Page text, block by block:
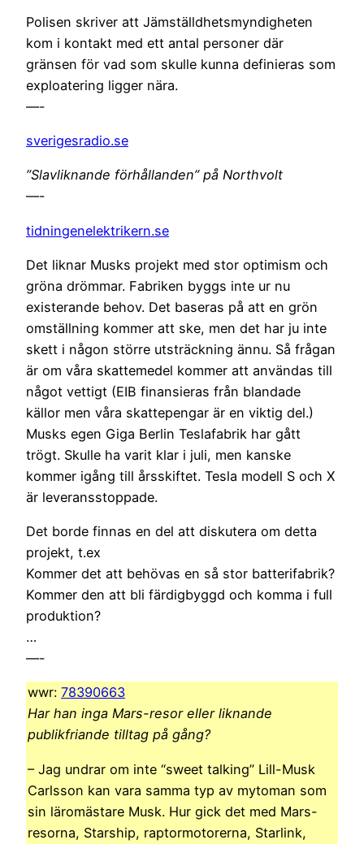
Polisen skriver att Jämställdhetsmyndigheten
kom i kontakt med ett antal personer där
gränsen för vad som skulle kunna definieras som
exploatering ligger nära.
—-
sverigesradio.se
”Slavliknande förhållanden” på Northvolt
—-
tidningenelektrikern.se
Det liknar Musks projekt med stor optimism och
gröna drömmar. Fabriken byggs inte ur nu
existerande behov. Det baseras på att en grön
omställning kommer att ske, men det har ju inte
skett i någon större utsträckning ännu. Så frågan
är om våra skattemedel kommer att användas till
något vettigt (EIB finansieras från blandade
källor men våra skattepengar är en viktig del.)
Musks egen Giga Berlin Teslafabrik har gått
trögt. Skulle ha varit klar i juli, men kanske
kommer igång till årsskiftet. Tesla modell S och X
är leveransstoppade.
Det borde finnas en del att diskutera om detta
projekt, t.ex
Kommer det att behövas en så stor batterifabrik?
Kommer den att bli färdigbyggd och komma i full
produktion?
…
—-
wwr: 78390663
Har han inga Mars-resor eller liknande
publikfriande tilltag på gång?
– Jag undrar om inte “sweet talking” Lill-Musk
Carlsson kan vara samma typ av mytoman som
sin läromästare Musk. Hur gick det med Mars-
resorna, Starship, raptormotorerna, Starlink,